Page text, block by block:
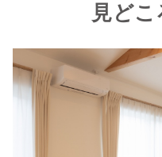
見どこ